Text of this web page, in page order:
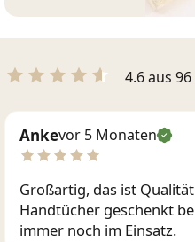
4.6 aus
Ankevor 5 Monaten
Großartig, das ist
Handtücher geschenkt
immer noch im Einsatz.